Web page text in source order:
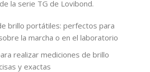
la serie TG de Lovibond.
brillo portátiles: perfectos para
la marcha o en el laboratorio
realizar mediciones de brillo
y exactas